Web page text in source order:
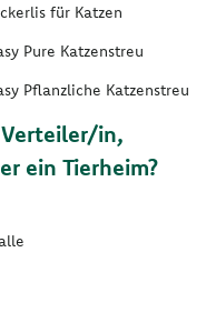
für Katzen
Pure Katzenstreu
Pflanzliche Katzenstreu
in,
ein Tierheim?